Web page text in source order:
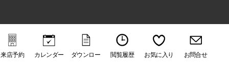
来店予約 カレンダー
ダウンロー
閲覧履歴 お気に入り お問合せ